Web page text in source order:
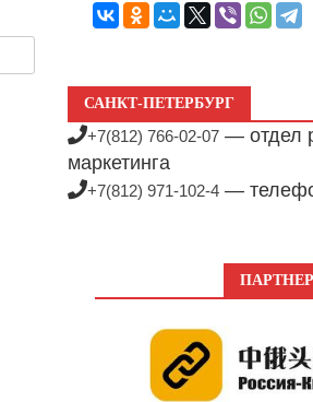
САНКТ-ПЕТЕРБУРГ
+7(812) 766-02-07 — отдел
маркетинга
+7(812) 971-102-4 —